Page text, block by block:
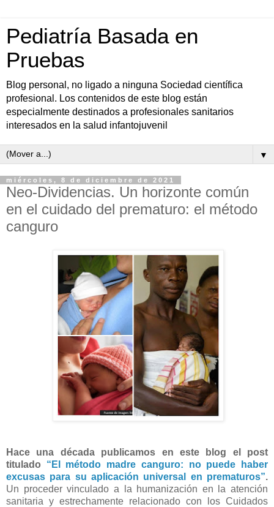
Pediatría Basada en
Pruebas
Blog personal, no ligado a ninguna Sociedad científica
profesional. Los contenidos de este blog están
especialmente destinados a profesionales sanitarios
interesados en la salud infantojuvenil
▼
miércoles, 8 de diciembre de 2021
Neo-Dividencias. Un horizonte común
en el cuidado del prematuro: el método
canguro
Hace una década publicamos en este blog el post
titulado “El método madre canguro: no puede haber
excusas para su aplicación universal en prematuros”.
Un proceder vinculado a la humanización en la atención
sanitaria y estrechamente relacionado con los Cuidados